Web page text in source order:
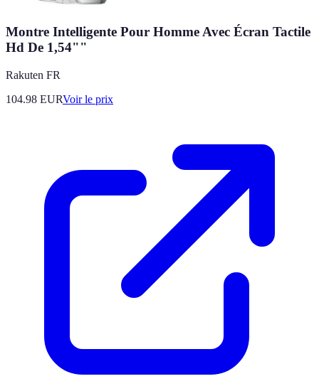
Montre Intelligente Pour Homme Avec Écran Tactile
Hd De 1,54""
Rakuten FR
104.98 EURVoir le prix